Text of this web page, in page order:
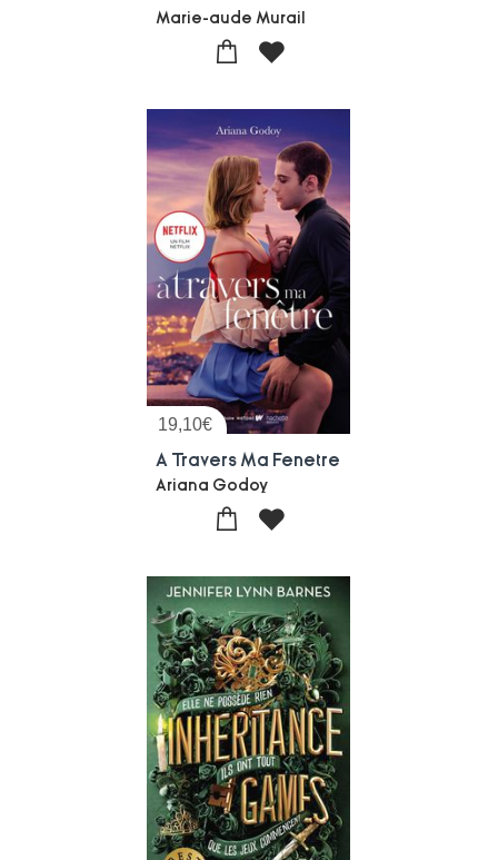
Marie-aude Murail
19,10€
A Travers Ma Fenetre
Ariana Godoy